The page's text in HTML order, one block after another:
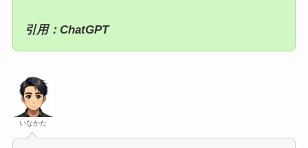
引用：ChatGPT
いなかた